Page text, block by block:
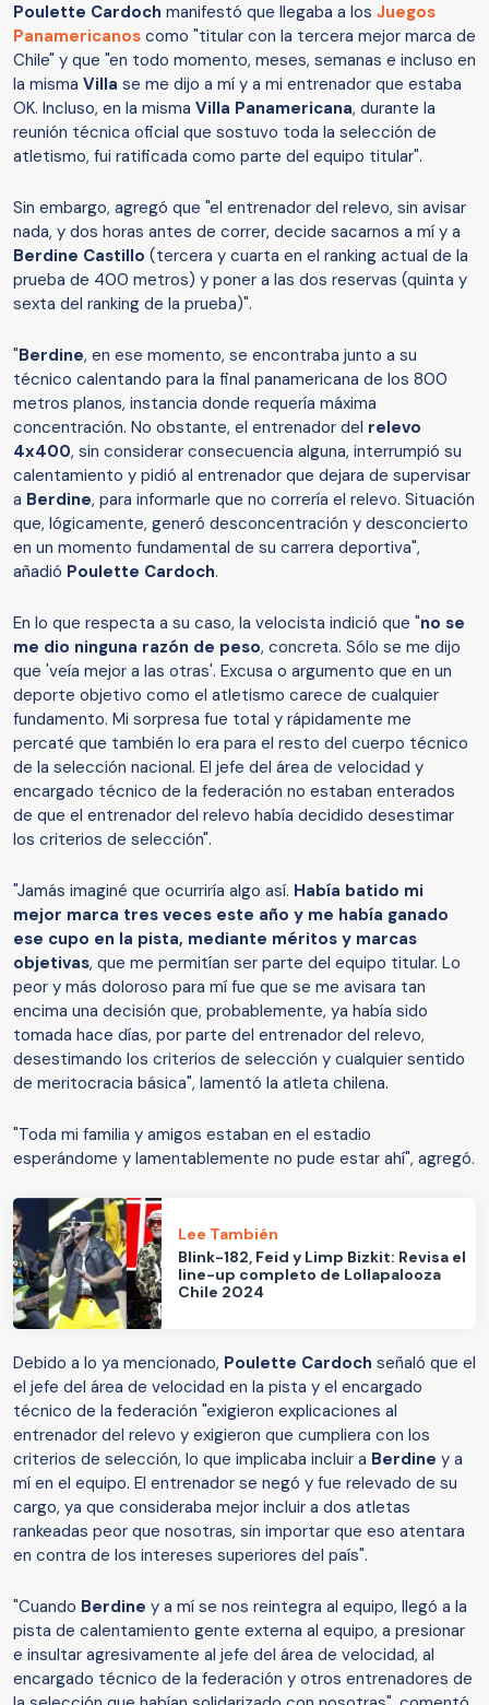
Poulette Cardoch manifestó que llegaba a los Juegos
Panamericanos como "titular con la tercera mejor marca de
Chile" y que "en todo momento, meses, semanas e incluso en
la misma Villa se me dijo a mí y a mi entrenador que estaba
OK. Incluso, en la misma Villa Panamericana, durante la
reunión técnica oficial que sostuvo toda la selección de
atletismo, fui ratificada como parte del equipo titular".
Sin embargo, agregó que "el entrenador del relevo, sin avisar
nada, y dos horas antes de correr, decide sacarnos a mí y a
Berdine Castillo (tercera y cuarta en el ranking actual de la
prueba de 400 metros) y poner a las dos reservas (quinta y
sexta del ranking de la prueba)".
"Berdine, en ese momento, se encontraba junto a su
técnico calentando para la final panamericana de los 800
metros planos, instancia donde requería máxima
concentración. No obstante, el entrenador del relevo
4x400, sin considerar consecuencia alguna, interrumpió su
calentamiento y pidió al entrenador que dejara de supervisar
a Berdine, para informarle que no correría el relevo. Situación
que, lógicamente, generó desconcentración y desconcierto
en un momento fundamental de su carrera deportiva",
añadió Poulette Cardoch.
En lo que respecta a su caso, la velocista indició que "no se
me dio ninguna razón de peso, concreta. Sólo se me dijo
que 'veía mejor a las otras'. Excusa o argumento que en un
deporte objetivo como el atletismo carece de cualquier
fundamento. Mi sorpresa fue total y rápidamente me
percaté que también lo era para el resto del cuerpo técnico
de la selección nacional. El jefe del área de velocidad y
encargado técnico de la federación no estaban enterados
de que el entrenador del relevo había decidido desestimar
los criterios de selección".
"Jamás imaginé que ocurriría algo así. Había batido mi
mejor marca tres veces este año y me había ganado
ese cupo en la pista, mediante méritos y marcas
objetivas, que me permitían ser parte del equipo titular. Lo
peor y más doloroso para mí fue que se me avisara tan
encima una decisión que, probablemente, ya había sido
tomada hace días, por parte del entrenador del relevo,
desestimando los criterios de selección y cualquier sentido
de meritocracia básica", lamentó la atleta chilena.
"Toda mi familia y amigos estaban en el estadio
esperándome y lamentablemente no pude estar ahí", agregó.
Lee También
Blink-182, Feid y Limp Bizkit: Revisa el
line-up completo de Lollapalooza
Chile 2024
Debido a lo ya mencionado, Poulette Cardoch señaló que el
el jefe del área de velocidad en la pista y el encargado
técnico de la federación "exigieron explicaciones al
entrenador del relevo y exigieron que cumpliera con los
criterios de selección, lo que implicaba incluir a Berdine y a
mí en el equipo. El entrenador se negó y fue relevado de su
cargo, ya que consideraba mejor incluir a dos atletas
rankeadas peor que nosotras, sin importar que eso atentara
en contra de los intereses superiores del país".
"Cuando Berdine y a mí se nos reintegra al equipo, llegó a la
pista de calentamiento gente externa al equipo, a presionar
e insultar agresivamente al jefe del área de velocidad, al
encargado técnico de la federación y otros entrenadores de